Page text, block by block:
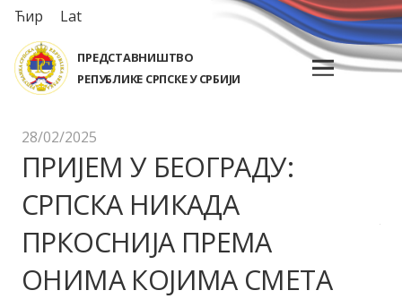
Ћир Lat
ПРЕДСТАВНИШТВО
РЕПУБЛИКЕ СРПСКЕ У СРБИЈИ
28/02/2025
ПРИЈЕМ У БЕОГРАДУ:
СРПСКА НИКАДА
ПРКОСНИЈА ПРЕМА
ОНИМА КОЈИМА СМЕТА